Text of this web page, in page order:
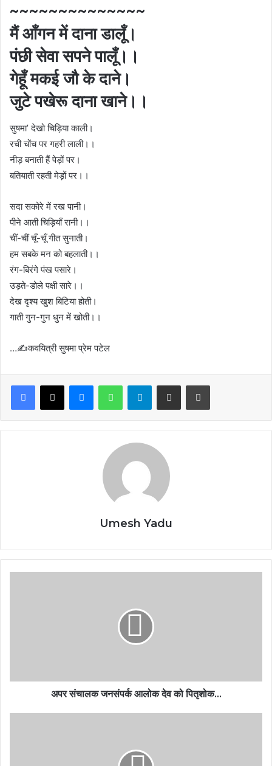
~~~~~~~~~~~~~~
मैं आँगन में दाना डालूँ।
पंछी सेवा सपने पालूँ।।
गेहूँ मकई जौ के दाने।
जुटे पखेरू दाना खाने।।
सुषमा’ देखो चिड़िया काली।
रची चोंच पर गहरी लाली।।
नीड़ बनाती हैं पेड़ों पर।
बतियाती रहती मेड़ों पर।।
सदा सकोरे में रख पानी।
पीने आती चिड़ियाँ रानी।।
चीं-चीं चूँ-चूँ गीत सुनाती।
हम सबके मन को बहलाती।।
रंग-बिरंगे पंख पसारे।
उड़ते-डोले पक्षी सारे।।
देख दृश्य खुश बिटिया होती।
गाती गुन-गुन धुन में खोती।।
…✍️कवयित्री सुषमा प्रेम पटेल
Facebook
X MessengerWhatsAppTelegramShare via Email Print
Umesh Yadu
अपर संचालक जनसंपर्क आलोक देव को पितृशोक...